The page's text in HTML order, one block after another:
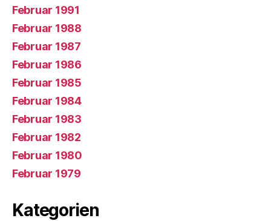
Februar 1991
Februar 1988
Februar 1987
Februar 1986
Februar 1985
Februar 1984
Februar 1983
Februar 1982
Februar 1980
Februar 1979
Kategorien